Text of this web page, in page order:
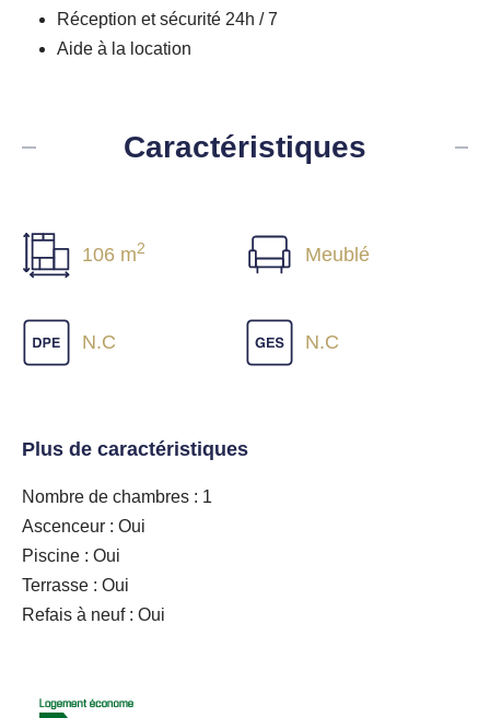
Réception et sécurité 24h / 7
Aide à la location
Caractéristiques
106 m2 Meublé
N.C N.C
Plus de caractéristiques
Nombre de chambres : 1
Ascenceur : Oui
Piscine : Oui
Terrasse : Oui
Refais à neuf : Oui